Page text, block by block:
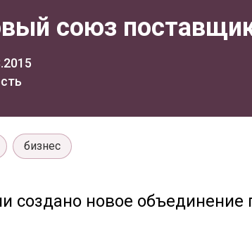
союз
бизнес
создано новое